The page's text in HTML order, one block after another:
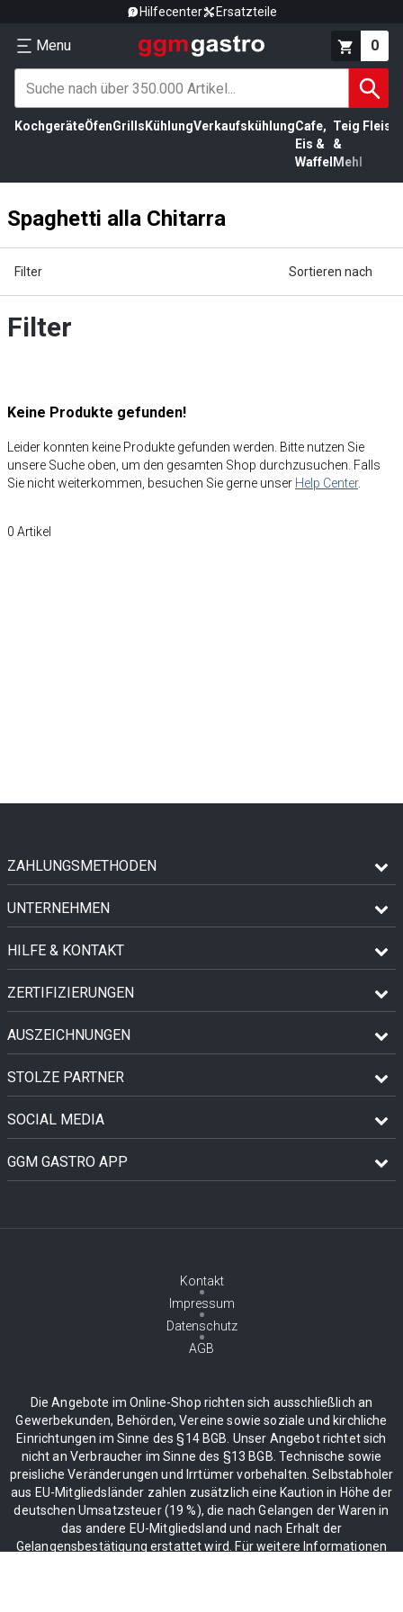
Hilfecenter Ersatzteile
Menu 0
KochgeräteÖfenGrills KühlungVerkaufskühlungCafe,
Eis &
Waffel
Teig
&
Mehl
Spaghetti alla Chitarra
Filter Sortieren nach
Filter
Keine Produkte gefunden!
Leider konnten keine Produkte gefunden werden. Bitte nutzen Sie
unsere Suche oben, um den gesamten Shop durchzusuchen. Falls
Sie nicht weiterkommen, besuchen Sie gerne unser Help Center.
0 Artikel
ZAHLUNGSMETHODEN
UNTERNEHMEN
HILFE & KONTAKT
ZERTIFIZIERUNGEN
AUSZEICHNUNGEN
STOLZE PARTNER
SOCIAL MEDIA
GGM GASTRO APP
Kontakt
Impressum
Datenschutz
AGB
Die Angebote im Online-Shop richten sich ausschließlich an
Gewerbekunden, Behörden, Vereine sowie soziale und kirchliche
Einrichtungen im Sinne des §14 BGB. Unser Angebot richtet sich
nicht an Verbraucher im Sinne des §13 BGB. Technische sowie
preisliche Veränderungen und Irrtümer vorbehalten. Selbstabholer
aus EU-Mitgliedsländer zahlen zusätzlich eine Kaution in Höhe der
deutschen Umsatzsteuer (19 %), die nach Gelangen der Waren in
das andere EU-Mitgliedsland und nach Erhalt der
Gelangensbestätigung erstattet wird. Für weitere Informationen